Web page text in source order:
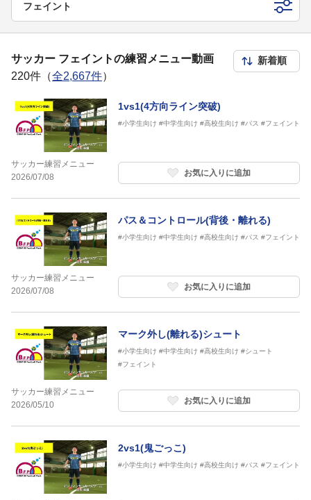
フェイント
サッカー フェイントの練習メニュー動画
220件（全2,667件）
サッカー練習メニュー
2026/07/08
1vs1(4方向ライン突破)
#小学生向け #中学生向け #高校生向け #パス #フェイント
お気に入りに追加
サッカー練習メニュー
2026/07/08
パス＆コントロール(背後・離れる)
#小学生向け #中学生向け #高校生向け #パス #フェイント
お気に入りに追加
サッカー練習メニュー
2026/05/10
マーク外し(離れる)シュート
#小学生向け #中学生向け #高校生向け #シュート
#フェイント
お気に入りに追加
2vs1(鬼ごっこ)
#小学生向け #中学生向け #高校生向け #パス #フェイント